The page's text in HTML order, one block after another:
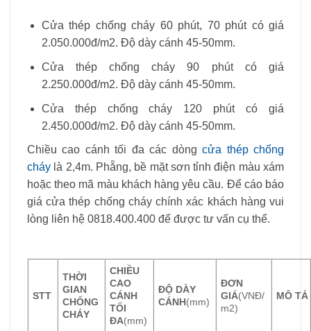
Cửa thép chống cháy 60 phút, 70 phút có giá
2.050.000đ/m2. Độ dày cánh 45-50mm.
Cửa thép chống cháy 90 phút có giá
2.250.000đ/m2. Độ dày cánh 45-50mm.
Cửa thép chống cháy 120 phút có giá
2.450.000đ/m2. Độ dày cánh 45-50mm.
Chiều cao cánh tối đa các dòngcửa thép chống
cháy là 2,4m. Phẵng, bề mặt sơn tỉnh điện màu xám
hoặc theo mã màu khách hàng yêu cầu. Để cáo báo
giá cửa thép chống cháy chính xác khách hàng vui
lòng liên hệ 0818.400.400 để được tư vấn cụ thể.
STT
THỜI
GIAN
CHỐNG
CHÁY
CHIỀU
CAO
CÁNH
TỐI
ĐA(mm)
ĐỘ DÀY
CÁNH(mm)
ĐƠN
GIÁ(VNĐ/
m2)
MÔ TẢ